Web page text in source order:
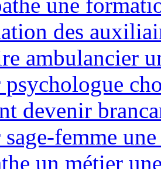
une
des
ambulancier
devenir
femme
un métier